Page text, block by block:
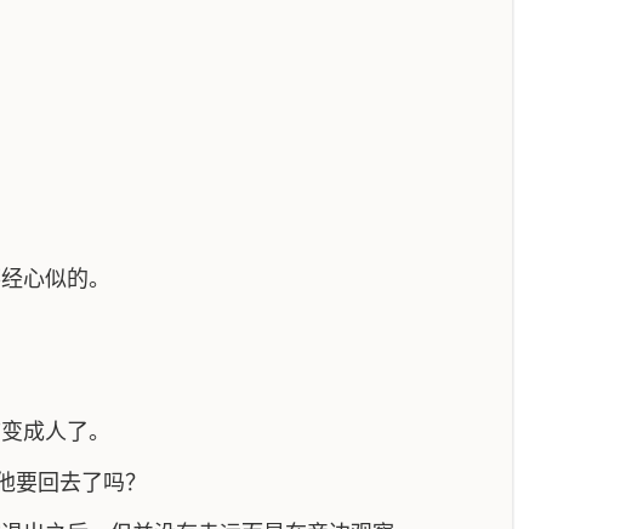
心似的。
成人了。
回去了吗？